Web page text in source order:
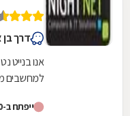
דרך בן צבי
אנו בנייט
למחשבים
ייפתח ב-9:00